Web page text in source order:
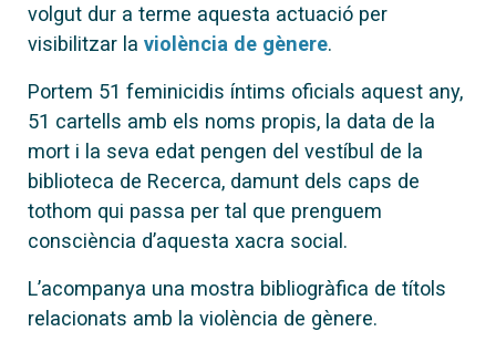
volgut dur a terme aquesta actuació per
visibilitzar la violència de gènere.
Portem 51 feminicidis íntims oficials aquest any,
51 cartells amb els noms propis, la data de la
mort i la seva edat pengen del vestíbul de la
biblioteca de Recerca, damunt dels caps de
tothom qui passa per tal que prenguem
consciència d’aquesta xacra social.
L’acompanya una mostra bibliogràfica de títols
relacionats amb la violència de gènere.